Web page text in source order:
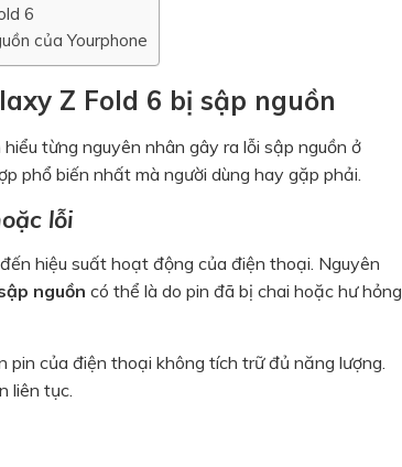
6
của Yourphone
Z Fold 6 bị sập nguồn
từng nguyên nhân gây ra lỗi sập nguồn ở
phổ biến nhất mà người dùng hay gặp phải.
lỗi
hiệu suất hoạt động của điện thoại. Nguyên
nguồn có thể là do pin đã bị chai hoặc hư hỏng
pin của điện thoại không tích trữ đủ năng lượng.
liên tục.